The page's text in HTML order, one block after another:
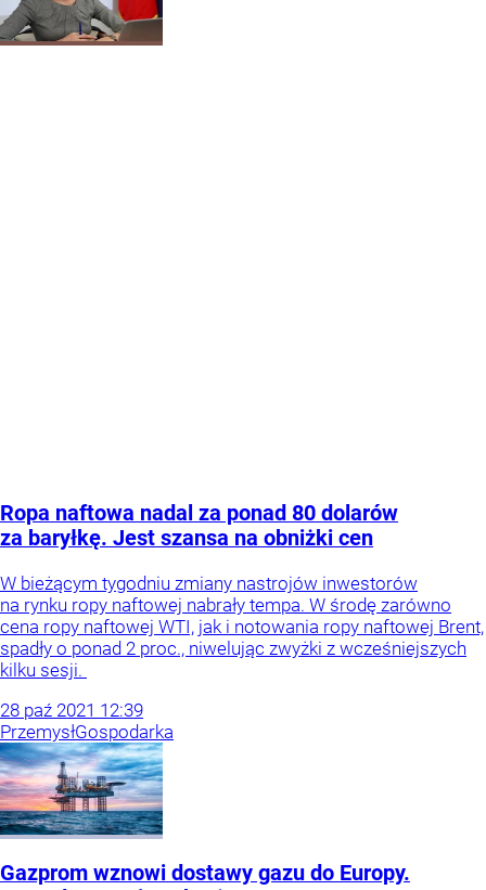
Ropa naftowa nadal za ponad 80 dolarów
za baryłkę. Jest szansa na obniżki cen
W bieżącym tygodniu zmiany nastrojów inwestorów
na rynku ropy naftowej nabrały tempa. W środę zarówno
cena ropy naftowej WTI, jak i notowania ropy naftowej Brent,
spadły o ponad 2 proc., niwelując zwyżki z wcześniejszych
kilku sesji.
28 paź 2021 12:39
PrzemysłGospodarka
Gazprom wznowi dostawy gazu do Europy.